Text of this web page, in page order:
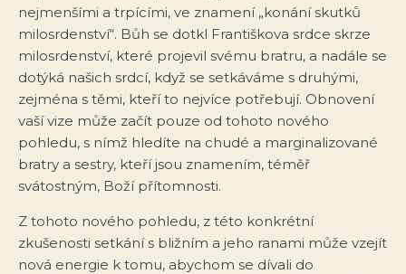
nejmenšími a trpícími, ve znamení „konání skutků
milosrdenství“. Bůh se dotkl Františkova srdce skrze
milosrdenství, které projevil svému bratru, a nadále se
dotýká našich srdcí, když se setkáváme s druhými,
zejména s těmi, kteří to nejvíce potřebují. Obnovení
vaší vize může začít pouze od tohoto nového
pohledu, s nímž hledíte na chudé a marginalizované
bratry a sestry, kteří jsou znamením, téměř
svátostným, Boží přítomnosti.
Z tohoto nového pohledu, z této konkrétní
zkušenosti setkání s bližním a jeho ranami může vzejít
nová energie k tomu, abychom se dívali do